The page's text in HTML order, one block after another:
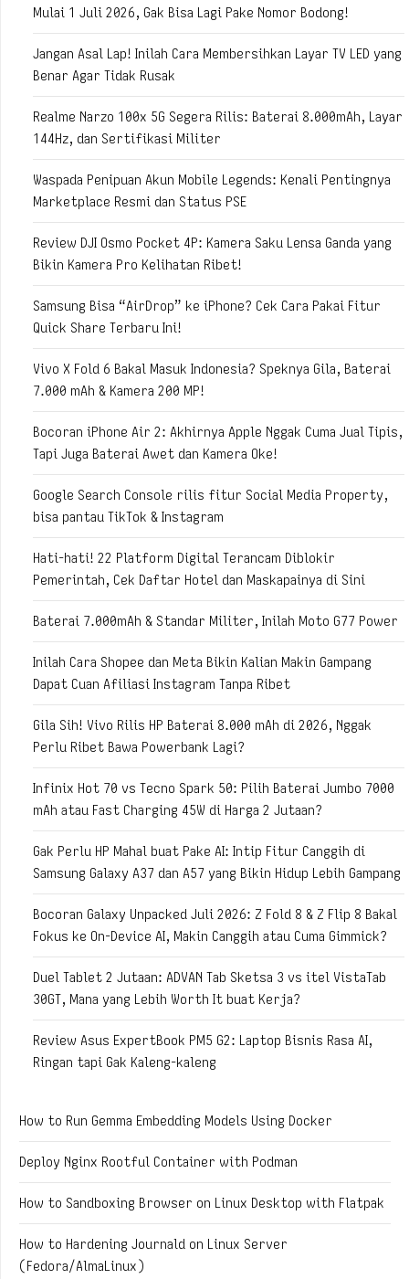
Mulai 1 Juli 2026, Gak Bisa Lagi Pake Nomor Bodong!
Jangan Asal Lap! Inilah Cara Membersihkan Layar TV LED yang
Benar Agar Tidak Rusak
Realme Narzo 100x 5G Segera Rilis: Baterai 8.000mAh, Layar
144Hz, dan Sertifikasi Militer
Waspada Penipuan Akun Mobile Legends: Kenali Pentingnya
Marketplace Resmi dan Status PSE
Review DJI Osmo Pocket 4P: Kamera Saku Lensa Ganda yang
Bikin Kamera Pro Kelihatan Ribet!
Samsung Bisa “AirDrop” ke iPhone? Cek Cara Pakai Fitur
Quick Share Terbaru Ini!
Vivo X Fold 6 Bakal Masuk Indonesia? Speknya Gila, Baterai
7.000 mAh & Kamera 200 MP!
Bocoran iPhone Air 2: Akhirnya Apple Nggak Cuma Jual Tipis,
Tapi Juga Baterai Awet dan Kamera Oke!
Google Search Console rilis fitur Social Media Property,
bisa pantau TikTok & Instagram
Hati-hati! 22 Platform Digital Terancam Diblokir
Pemerintah, Cek Daftar Hotel dan Maskapainya di Sini
Baterai 7.000mAh & Standar Militer, Inilah Moto G77 Power
Inilah Cara Shopee dan Meta Bikin Kalian Makin Gampang
Dapat Cuan Afiliasi Instagram Tanpa Ribet
Gila Sih! Vivo Rilis HP Baterai 8.000 mAh di 2026, Nggak
Perlu Ribet Bawa Powerbank Lagi?
Infinix Hot 70 vs Tecno Spark 50: Pilih Baterai Jumbo 7000
mAh atau Fast Charging 45W di Harga 2 Jutaan?
Gak Perlu HP Mahal buat Pake AI: Intip Fitur Canggih di
Samsung Galaxy A37 dan A57 yang Bikin Hidup Lebih Gampang
Bocoran Galaxy Unpacked Juli 2026: Z Fold 8 & Z Flip 8 Bakal
Fokus ke On-Device AI, Makin Canggih atau Cuma Gimmick?
Duel Tablet 2 Jutaan: ADVAN Tab Sketsa 3 vs itel VistaTab
30GT, Mana yang Lebih Worth It buat Kerja?
Review Asus ExpertBook PM5 G2: Laptop Bisnis Rasa AI,
Ringan tapi Gak Kaleng-kaleng
How to Run Gemma Embedding Models Using Docker
Deploy Nginx Rootful Container with Podman
How to Sandboxing Browser on Linux Desktop with Flatpak
How to Hardening Journald on Linux Server
(Fedora/AlmaLinux)